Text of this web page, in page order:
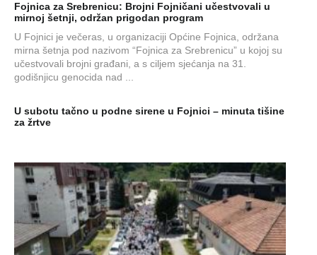
Fojnica za Srebrenicu: Brojni Fojničani učestvovali u
mirnoj šetnji, održan prigodan program
U Fojnici je večeras, u organizaciji Općine Fojnica, održana
mirna šetnja pod nazivom “Fojnica za Srebrenicu” u kojoj su
učestvovali brojni građani, a s ciljem sjećanja na 31.
godišnjicu genocida nad ...
U subotu tačno u podne sirene u Fojnici – minuta tišine
za žrtve